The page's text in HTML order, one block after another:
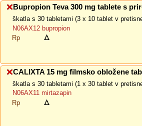
Bupropion Teva 300 mg tablete s
škatla s 30 tabletami (3 x 10 tablet v
N06AX12 bupropion
Rp
CALIXTA 15 mg filmsko obložene
škatla s 30 tabletami (1 x 30 tablet v
N06AX11 mirtazapin
Rp